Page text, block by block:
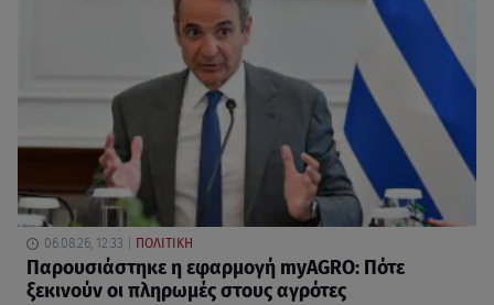
06.08.26, 12:33 ΠΟΛΙΤΙΚΗ
Παρουσιάστηκε η εφαρμογή myAGRO: Πότε
ξεκινούν οι πληρωμές στους αγρότες